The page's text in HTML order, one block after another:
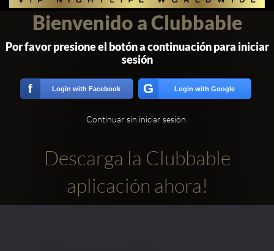
Bienvenido a Clubbable
Por favor presione el botón a continuación para iniciar
sesión
f Login with Facebook G Login with Google
Continuar sin iniciar sesión.
Descarga la Clubbable
aplicación ahora!